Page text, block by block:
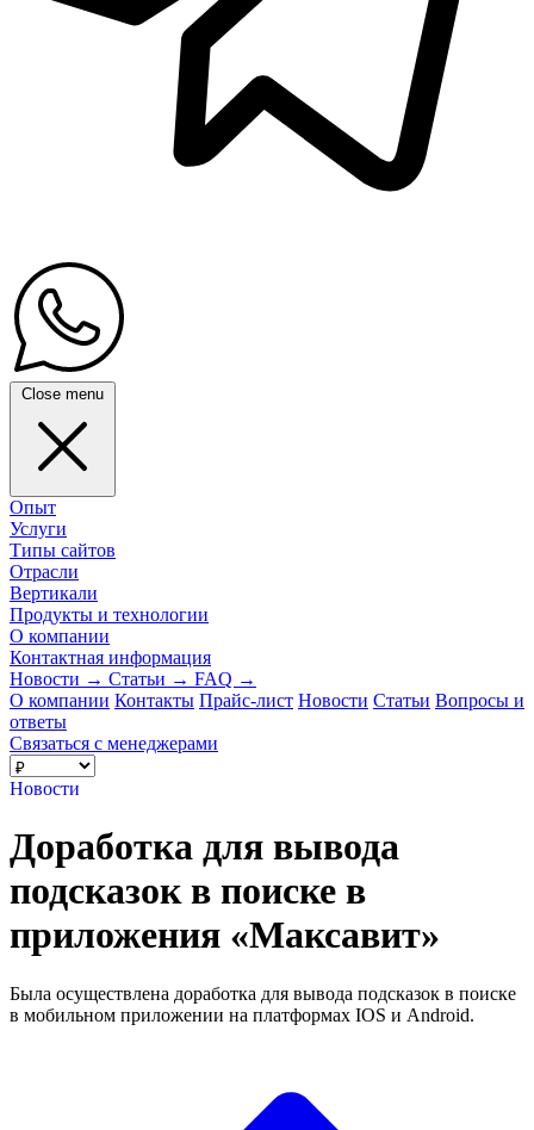
Close menu
Опыт
Услуги
Типы сайтов
Отрасли
Вертикали
Продукты и технологии
О компании
Контактная информация
Новости → Статьи → FAQ →
О компании Контакты Прайс-лист Новости Статьи Вопросы и
ответы
Связаться с менеджерами
Новости
Доработка для вывода
подсказок в поиске в
приложения «Максавит»
Была осуществлена доработка для вывода подсказок в поиске
в мобильном приложении на платформах IOS и Android.